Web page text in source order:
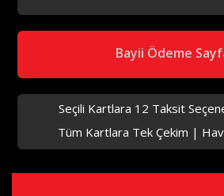
aks
Bayii Ödeme
Seçili Kartlara 12 Taksit
Tüm Kartlara Tek Çekim |